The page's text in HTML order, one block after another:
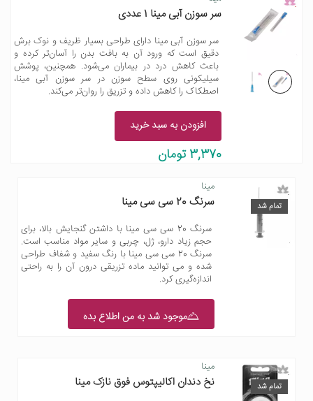
سر سوزن آبی مینا 1 عددی
سر سوزن آبی مینا دارای طراحی بسیار ظریف و نوک برش
دقیق است که ورود آن به بافت بدن را آسان‌تر کرده و
باعث کاهش درد در بیماران می‌شود. همچنین، پوشش
سیلیکونی روی سطح سوزن در سر سوزن آبی مینا،
اصطکاک را کاهش داده و تزریق را روان‌تر می‌کند.
افزودن به سبد خرید
3,370 تومان
تمام شد
مینا
سرنگ 20 سی سی مینا
سرنگ 20 سی سی مینا با داشتن گنجایش بالا، برای
حجم زیاد دارو، ژل، چربی و سایر مواد مناسب است.
سرنگ 20 سی سی مینا با رنگ سفید و شفاف طراحی
شده و می توانید ماده تزریقی درون آن را به راحتی
اندازه‌گیری کرد.
موجود شد به من اطلاع بده
تمام شد
مینا
نخ دندان اکالیپتوس فوق نازک مینا